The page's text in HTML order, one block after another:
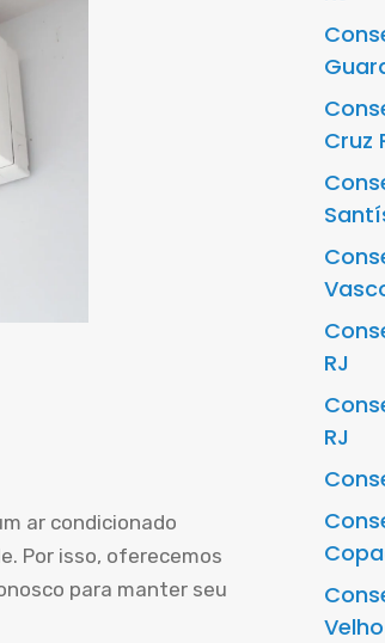
ar condicionado
Por isso, oferecemos
para manter seu
Cruz
RJ
RJ